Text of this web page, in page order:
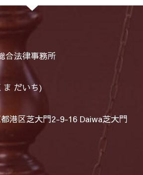
合法律事務所
だいち)
港区芝大門2-9-16 Daiwa芝大門